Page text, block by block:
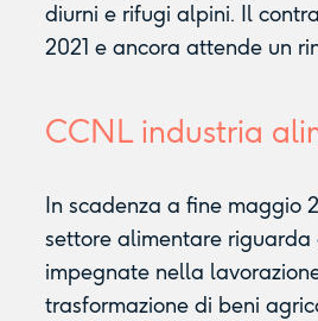
diurni e rifugi alpini. Il
2021 e ancora attende un
CCNL industria
In scadenza a fine maggio
settore alimentare
impegnate nella
trasformazione di beni